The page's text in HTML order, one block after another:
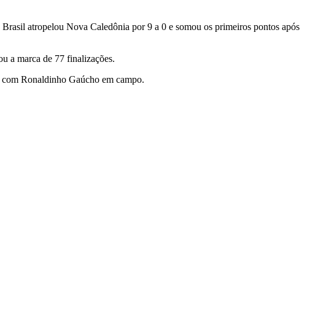
atropelou Nova Caledônia por 9 a 0 e somou os primeiros pontos após
a marca de 77 finalizações.
Ronaldinho Gaúcho em campo.